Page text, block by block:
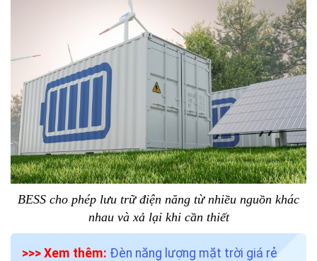
BESS cho phép lưu trữ điện năng từ nhiều nguồn khác
nhau và xả lại khi cần thiết
>>> Xem thêm: Đèn năng lượng mặt trời giá rẻ